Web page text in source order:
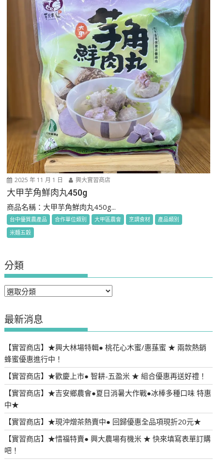
2025 年 11 月 1 日 興大實習商店
大甲芋角鮮肉丸450g
商品名稱：大甲芋角鮮肉丸450g...
台中優質農產品 合作單位類別 大甲區農會 烹調食材
產品類別
米麵五穀
分類
分
最新消息
【實習商店】★興大林場特輯● 桃花心木蜜/惠蓀蜜 ★ 兩款熱銷
蜂蜜優惠進行中！
【實習商店】★歡慶上市● 智耕-五盈米 ★ 組合優惠再送好禮！
【實習商店】★吉安鄉農會●夏日消暑大作戰●冰棒多種口味 特惠
中★
【實習商店】★現沖熷茶熱賣中● 回歸優惠全品項現折20元★
【實習商店】★惜福特賣● 興大農場有機米 ★ 快來填寫表單訂購
吧！